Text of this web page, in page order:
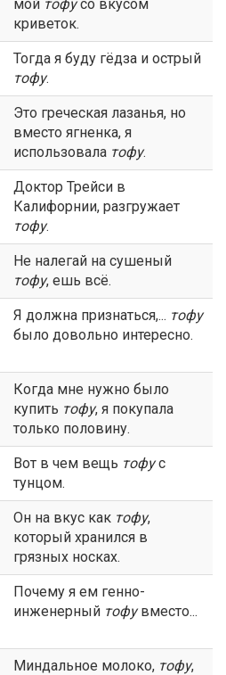
мой тофусо вкусом
криветок.
Тогда я буду гёдза и острый
тофу.
Это греческая лазанья, но
вместо ягненка, я
использовала тофу.
Доктор Трейси в
Калифорнии, разгружает
тофу.
Не налегай на сушеный
тофу, ешь всё.
Я должна признаться,... тофу
было довольно интересно.
Когда мне нужно было
купить тофу, я покупала
только половину.
Вот в чем вещь тофус
тунцом.
Он на вкус как тофу,
который хранился в
грязных носках.
Почему я ем генно-
инженерный тофувместо...
Миндальное молоко, тофу,